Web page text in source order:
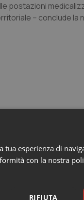
postazioni
– conclude la
condotti
esperienza di
con la nostra
RIFIUTA